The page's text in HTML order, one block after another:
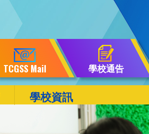
學校資訊
TCGSS Mail 學校通告